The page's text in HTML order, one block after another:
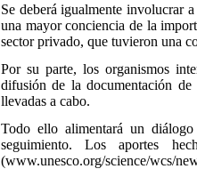
Se deberá igualmente involucrar
una mayor conciencia de la
sector privado, que tuvieron una
Por su parte, los organismos
difusión de la documentación
llevadas a cabo.
Todo ello alimentará un
seguimiento. Los aportes
(www.unesco.org/science/wcs/